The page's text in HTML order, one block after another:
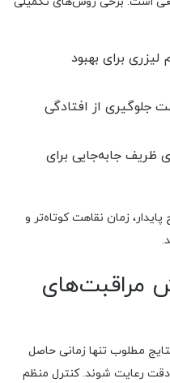
برای بهبود
جلوگیری از افتادگی
ظریف جابه‌جایی برای
زمان نقاهت کوتاه‌تر و
مراقبت‌های
مطلوب تنها زمانی حاصل
رعایت شوند. کنترل منظم